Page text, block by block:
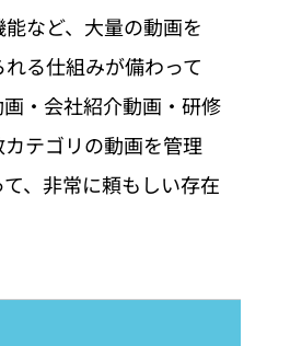
など、大量の動画を
る仕組みが備わって
・会社紹介動画・研修
テゴリの動画を管理
、非常に頼もしい存在